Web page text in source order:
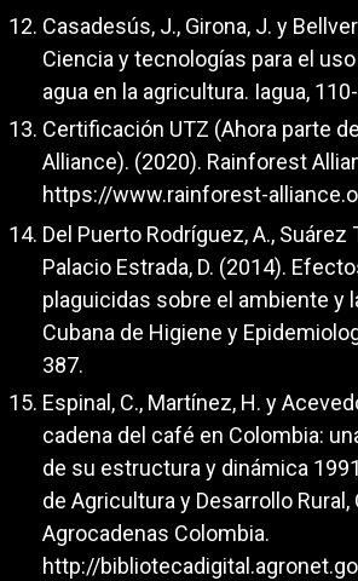
Casadesús, J., Girona, J. y
Ciencia y tecnologías para el
agua en la agricultura. Iagua,
Certificación UTZ (Ahora parte
Alliance). (2020). Rainforest
https://www.rainforest-
Del Puerto Rodríguez, A., Suárez
Palacio Estrada, D. (2014).
plaguicidas sobre el ambiente y
Cubana de Higiene y
387.
Espinal, C., Martínez, H. y
cadena del café en Colombia:
de su estructura y dinámica
de Agricultura y Desarrollo
Agrocadenas Colombia.
http://